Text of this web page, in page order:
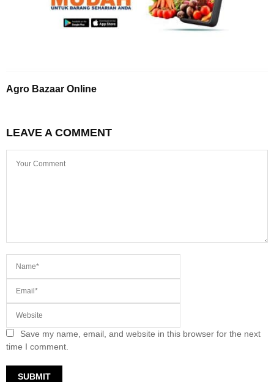
Agro Bazaar Online
LEAVE A COMMENT
Save my name, email, and website in this browser for the next
time I comment.